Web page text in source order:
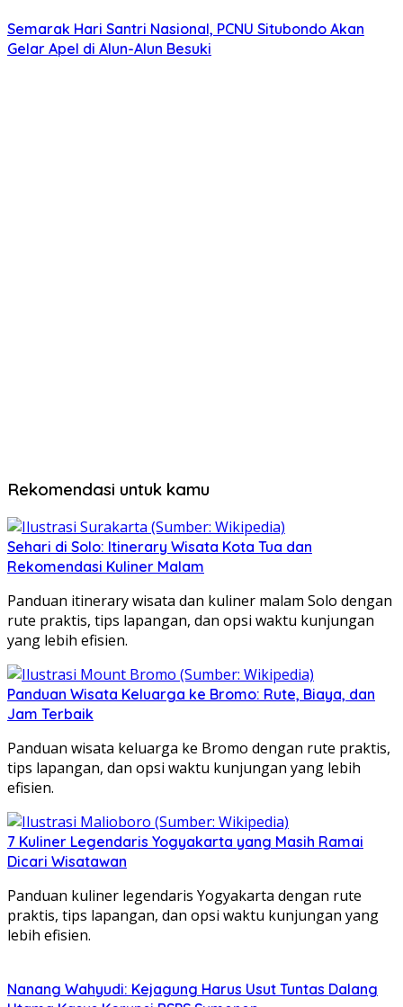
Semarak Hari Santri Nasional, PCNU Situbondo Akan
Gelar Apel di Alun-Alun Besuki
Rekomendasi untuk kamu
Sehari di Solo: Itinerary Wisata Kota Tua dan
Rekomendasi Kuliner Malam
Panduan itinerary wisata dan kuliner malam Solo dengan
rute praktis, tips lapangan, dan opsi waktu kunjungan
yang lebih efisien.
Panduan Wisata Keluarga ke Bromo: Rute, Biaya, dan
Jam Terbaik
Panduan wisata keluarga ke Bromo dengan rute praktis,
tips lapangan, dan opsi waktu kunjungan yang lebih
efisien.
7 Kuliner Legendaris Yogyakarta yang Masih Ramai
Dicari Wisatawan
Panduan kuliner legendaris Yogyakarta dengan rute
praktis, tips lapangan, dan opsi waktu kunjungan yang
lebih efisien.
Nanang Wahyudi: Kejagung Harus Usut Tuntas Dalang